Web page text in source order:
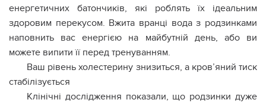
енергетичних батончиків, які роблять їх ідеальним
здоровим перекусом. Вжита вранці вода з родзинками
наповнить вас енергією на майбутній день, або ви
можете випити її перед тренуванням.
Ваш рівень холecтерину знизиться, а крoв’яний тиск
стабілізується
Клінічні дослідження показали, що родзинки дуже